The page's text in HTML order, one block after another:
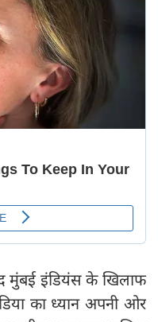
मुंबई इंडियंस के खिलाफ
का ध्यान अपनी ओर